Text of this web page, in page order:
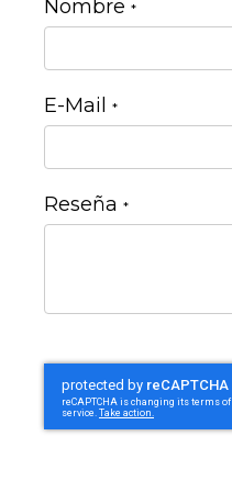
Nombre
E-Mail
Reseña